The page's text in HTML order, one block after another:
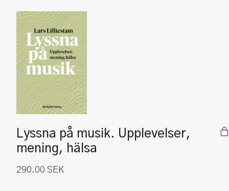
Lyssna på musik. Upplevelser,
mening, hälsa
290.00 SEK